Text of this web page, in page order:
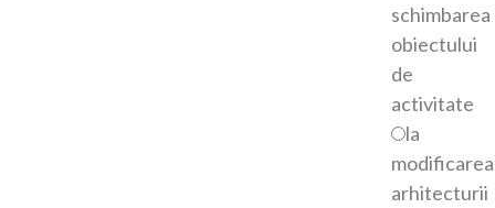
schimbarea
obiectului
de
activitate
la
modificarea
arhitecturii